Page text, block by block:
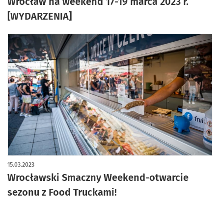
[WYDARZENIA]
Wrocławski Smaczny Weekend-otwarcie
sezonu z Food Truckami!
15.03.2023